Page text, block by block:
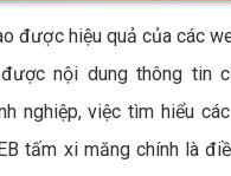
được hiệu quả của các
nội dung thông tin
nghiệp, việc tìm hiểu
tấm xi măng chính là